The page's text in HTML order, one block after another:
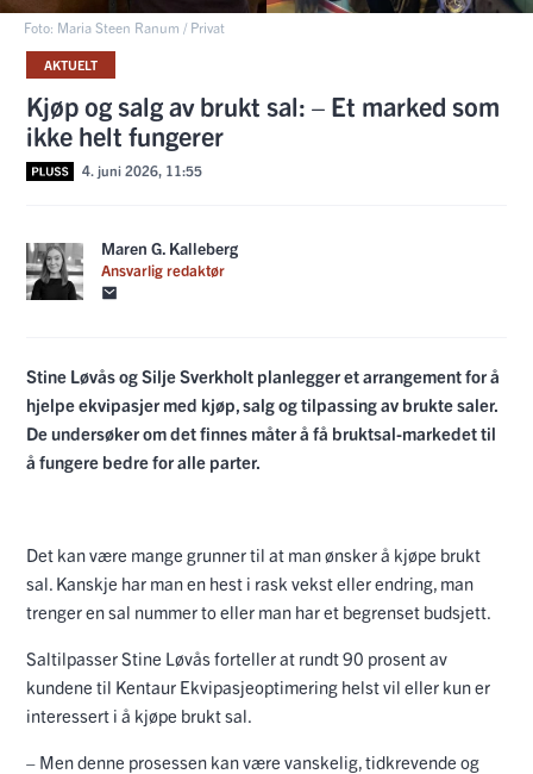
Foto: Maria Steen Ranum / Privat
AKTUELT
Kjøp og salg av brukt sal: – Et marked som
ikke helt fungerer
4. juni 2026, 11:55
Maren G. Kalleberg
Ansvarlig redaktør
Stine Løvås og Silje Sverkholt planlegger et arrangement for å
hjelpe ekvipasjer med kjøp, salg og tilpassing av brukte saler.
De undersøker om det finnes måter å få bruktsal-markedet til
å fungere bedre for alle parter.
Det kan være mange grunner til at man ønsker å kjøpe brukt
sal. Kanskje har man en hest i rask vekst eller endring, man
trenger en sal nummer to eller man har et begrenset budsjett.
Saltilpasser Stine Løvås forteller at rundt 90 prosent av
kundene til Kentaur Ekvipasjeoptimering helst vil eller kun er
interessert i å kjøpe brukt sal.
– Men denne prosessen kan være vanskelig, tidkrevende og